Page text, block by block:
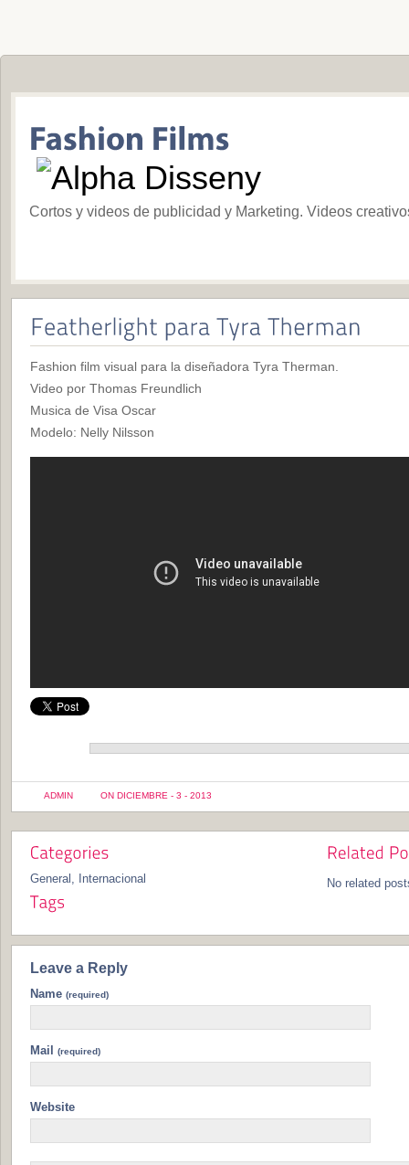
Cortos y videos de publicidad y Marketing. Videos
Fashion film visual para la diseñadora Tyra Therman.
Video por Thomas Freundlich
Musica de Visa Oscar
Modelo: Nelly Nilsson
ADMIN ON DICIEMBRE - 3 - 2013
General , Internacional No related
Leave a Reply
Name (required)
Mail (required)
Website